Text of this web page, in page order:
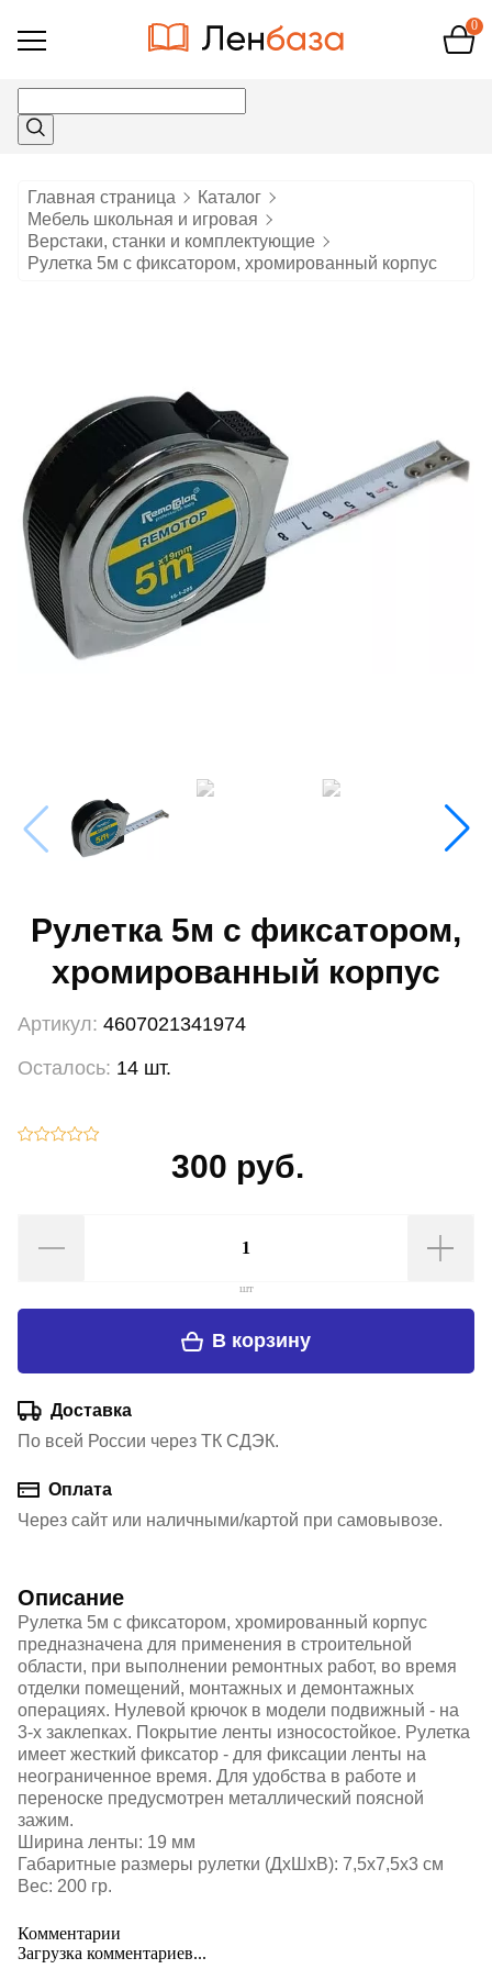
Открыть
0
Главная страница
Каталог
Мебель школьная и игровая
Верстаки, станки и комплектующие
Рулетка 5м с фиксатором, хромированный корпус
Рулетка 5м с фиксатором,
хромированный корпус
Артикул: 4607021341974
Осталось: 14 шт.
300 руб.
В корзину
шт
Доставка
По всей России через ТК СДЭК.
Оплата
Через сайт или наличными/картой при самовывозе.
Описание
Рулетка 5м с фиксатором, хромированный корпус
предназначена для применения в строительной
области, при выполнении ремонтных работ, во время
отделки помещений, монтажных и демонтажных
операциях. Нулевой крючок в модели подвижный - на
3-х заклепках. Покрытие ленты износостойкое. Рулетка
имеет жесткий фиксатор - для фиксации ленты на
неограниченное время. Для удобства в работе и
переноске предусмотрен металлический поясной
зажим.
Ширина ленты: 19 мм
Габаритные размеры рулетки (ДхШхВ): 7,5х7,5х3 см
Вес: 200 гр.
Комментарии
Загрузка комментариев...